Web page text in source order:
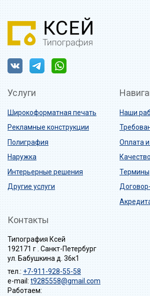
Услуги
Широкоформатная печать
Рекламные конструкции
Полиграфия
Наружка
Интерьерные решения
Другие услуги
Наши
Оплата
Термины
Контакты
Типография Ксей
192171 г . Санкт-Петербург
ул. Бабушкина д. 36к1
тел.:+7-911-928-55-58
e-mail:t9285558@gmail.com
Работаем: